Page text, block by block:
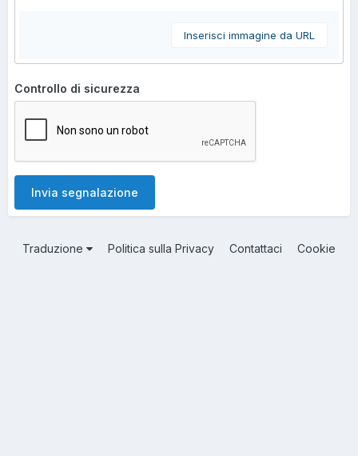
Inserisci immagine da URL
Controllo di sicurezza
Invia segnalazione
Traduzione Politica sulla Privacy Contattaci Cookie